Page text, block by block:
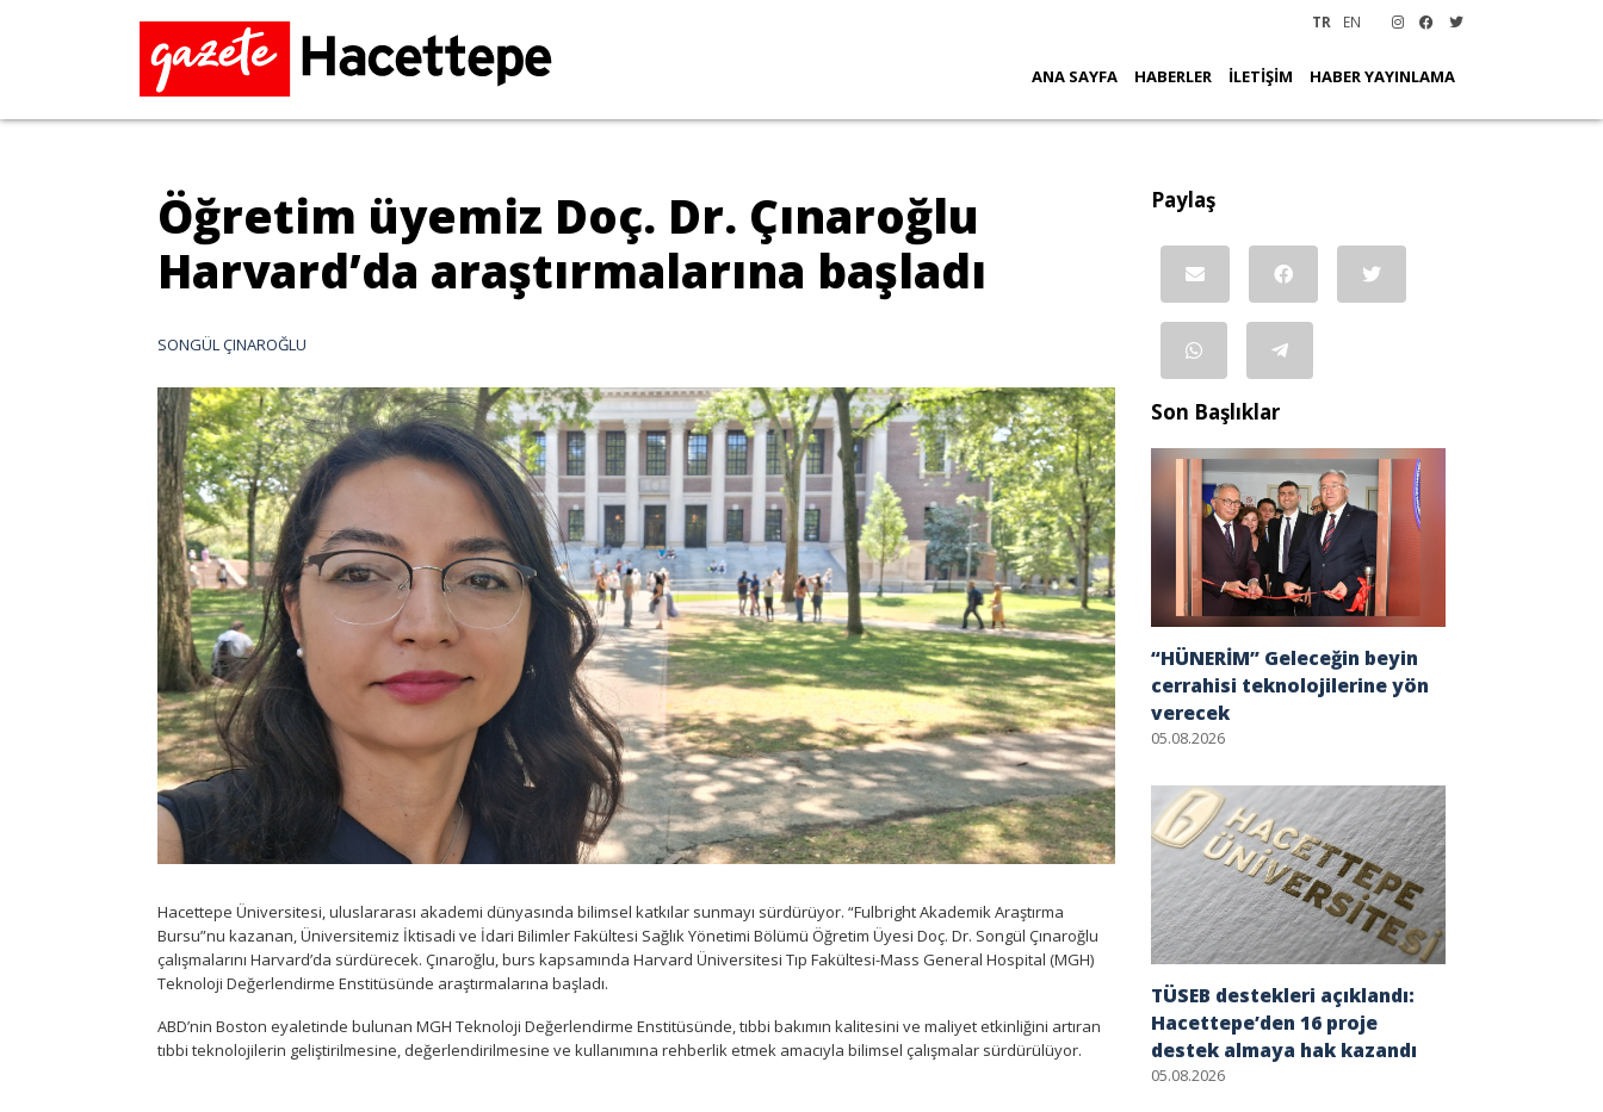
TR EN
ANA SAYFA HABERLER İLETİŞİM HABER YAYINLAMA
Öğretim üyemiz Doç. Dr. Çınaroğlu
Harvard’da araştırmalarına başladı
SONGÜL ÇINAROĞLU
Hacettepe Üniversitesi, uluslararası akademi dünyasında bilimsel katkılar sunmayı sürdürüyor. “Fulbright Akademik Araştırma
Bursu”nu kazanan, Üniversitemiz İktisadi ve İdari Bilimler Fakültesi Sağlık Yönetimi Bölümü Öğretim Üyesi Doç. Dr. Songül Çınaroğlu
çalışmalarını Harvard’da sürdürecek. Çınaroğlu, burs kapsamında Harvard Üniversitesi Tıp Fakültesi-Mass General Hospital (MGH)
Teknoloji Değerlendirme Enstitüsünde araştırmalarına başladı.
ABD’nin Boston eyaletinde bulunan MGH Teknoloji Değerlendirme Enstitüsünde, tıbbi bakımın kalitesini ve maliyet etkinliğini artıran
tıbbi teknolojilerin geliştirilmesine, değerlendirilmesine ve kullanımına rehberlik etmek amacıyla bilimsel çalışmalar sürdürülüyor.
Paylaş
Son Başlıklar
“HÜNERİM” Geleceğin beyin
cerrahisi teknolojilerine yön
verecek
05.08.2026
TÜSEB destekleri açıklandı:
Hacettepe’den 16 proje
destek almaya hak kazandı
05.08.2026